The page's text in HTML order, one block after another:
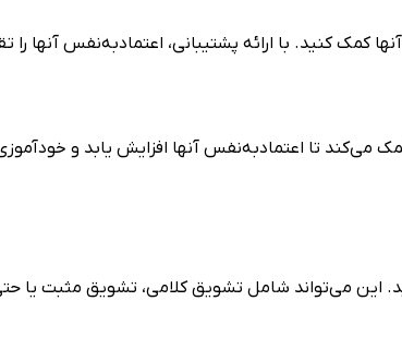
کمک کنید. با ارائه پشتیبانی، اعتمادبه‌نفس آن­ها را
می‌کند تا اعتمادبه‌نفس آن­ها افزایش یابد و
این می‌تواند شامل تشویق کلامی، تشویق مثبت یا